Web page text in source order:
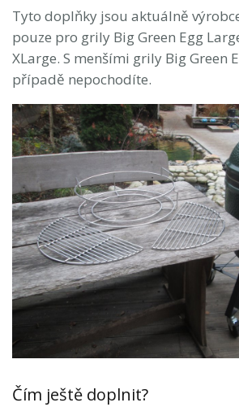
Tyto doplňky jsou aktuálně
pouze pro grily Big Green Egg
XLarge. S menšími grily Big Green
případě nepochodíte.
Čím ještě doplnit?